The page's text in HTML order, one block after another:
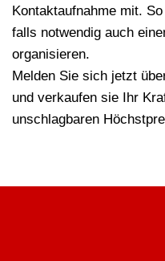
Kontaktaufnahme mit.
falls notwendig auch
organisieren.
Melden Sie sich jetzt
und verkaufen sie Ihr
unschlagbaren